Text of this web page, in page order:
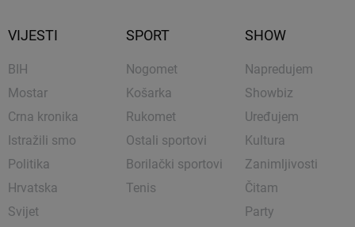
VIJESTI
BIH
Mostar
Crna kronika
Istražili smo
Politika
Hrvatska
Svijet
SPORT
Nogomet
Košarka
Rukomet
Ostali sportovi
Borilački sportovi
Tenis
SHOW
Napredujem
Showbiz
Uređujem
Kultura
Zanimljivosti
Čitam
Party